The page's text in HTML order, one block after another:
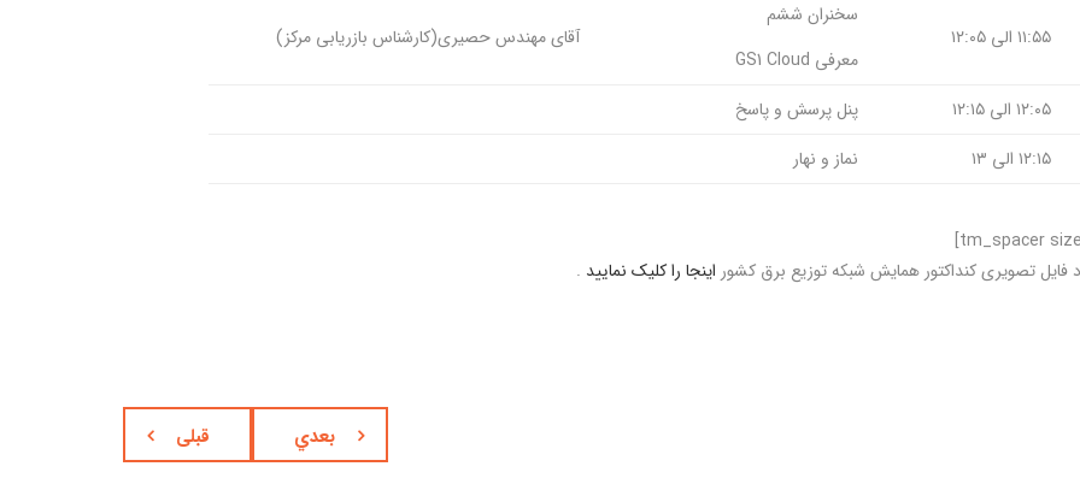
۱۱:۵۵ الی ۱۲:۰۵
سخنران ششم
معرفی GS1 Cloud
آقای مهندس حصیری(کارشناس بازریابی مرکز)
۱۲:۰۵ الی ۱۲:۱۵
پنل پرسش و پاسخ
۱۲:۱۵ الی ۱۳ نماز و نهار
فایل تصویری کنداکتور همایش شبکه توزیع برق کشور اینجا را کلیک نمایید .
قبلی بعدي